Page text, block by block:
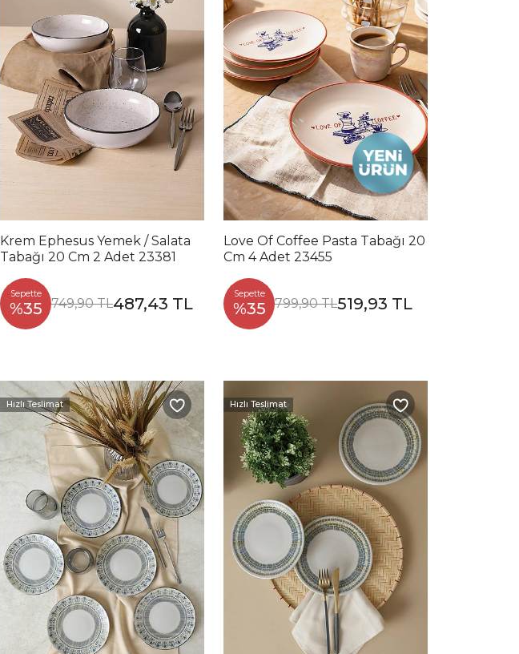
Krem Ephesus Yemek / Salata
Tabağı 20 Cm 2 Adet 23381
Sepette
%35 749,90 TL487,43 TL
Love Of Coffee Pasta Tabağı 20
Cm 4 Adet 23455
Sepette
%35 799,90 TL519,93 TL
Hızlı Teslimat Hızlı Teslimat